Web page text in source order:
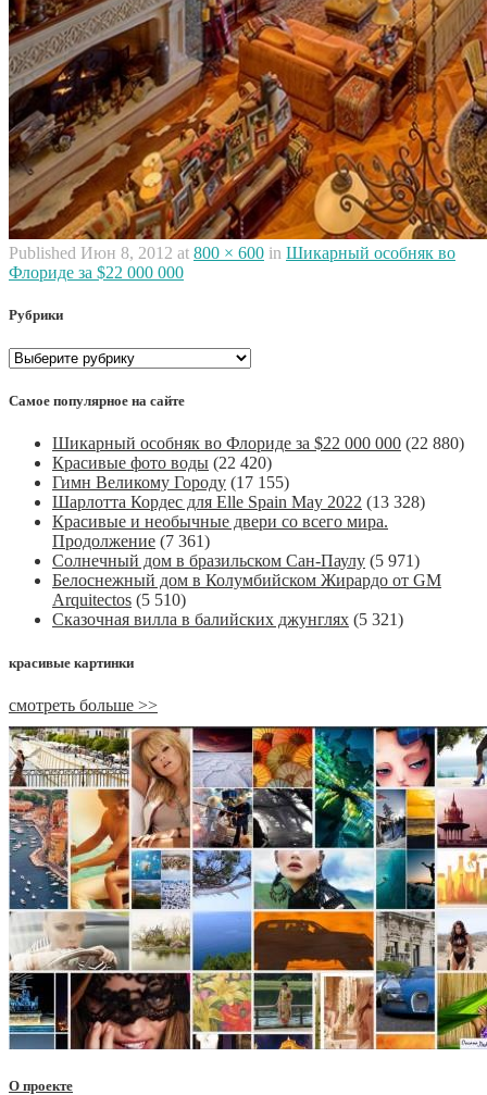
Published Июн 8, 2012 at 800 × 600 in Шикарный особняк во
Флориде за $22 000 000
Рубрики
Рубрики
Самое популярное на сайте
Шикарный особняк во Флориде за $22 000 000 (22 880)
Красивые фото воды (22 420)
Гимн Великому Городу (17 155)
Шарлотта Кордес для Elle Spain May 2022 (13 328)
Красивые и необычные двери со всего мира.
Продолжение (7 361)
Солнечный дом в бразильском Сан-Паулу (5 971)
Белоснежный дом в Колумбийском Жирардо от GM
Arquitectos (5 510)
Сказочная вилла в балийских джунглях (5 321)
красивые картинки
смотреть больше >>
О проекте